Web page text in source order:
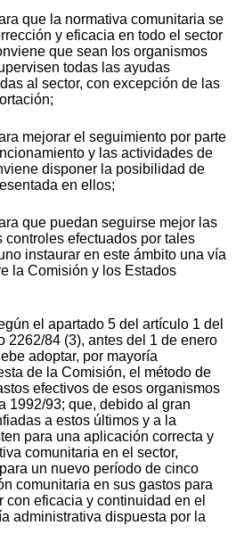
que la normativa comunitaria se
y eficacia en todo el sector
que sean los organismos
todas las ayudas
al sector, con excepción de las
mejorar el seguimiento por parte
y las actividades de
disponer la posibilidad de
en ellos;
que puedan seguirse mejor las
efectuados por tales
instaurar en este ámbito una vía
la Comisión y los Estados
el apartado 5 del artículo 1 del
2262/84 (3), antes del 1 de enero
adoptar, por mayoría
de la Comisión, el método de
efectivos de esos organismos
1992/93; que, debido al gran
a estos últimos y a la
para una aplicación correcta y
comunitaria en el sector,
un nuevo período de cinco
comunitaria en sus gastos para
con eficacia y continuidad en el
administrativa dispuesta por la